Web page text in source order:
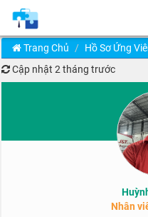
Trang Chủ Hồ Sơ Ứng
Cập nhật 2 tháng trước
Nhân